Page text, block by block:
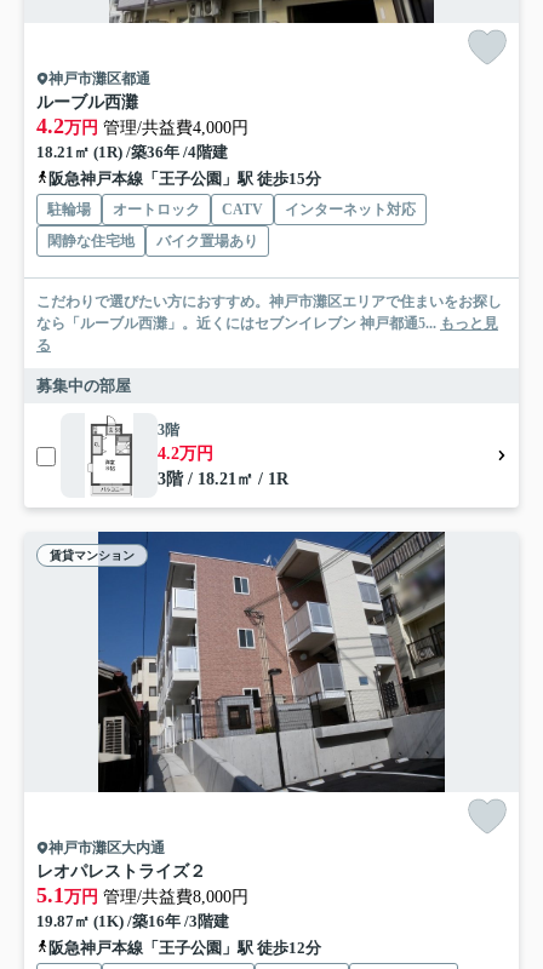
神戸市灘区都通
ルーブル西灘
4.2万円 管理/共益費4,000円
18.21㎡ (1R) /築36年 /4階建
阪急神戸本線「王子公園」駅 徒歩15分
駐輪場 オートロック CATV
インターネット対応
閑静な住宅地
バイク置場あり
こだわりで選びたい方におすすめ。神戸市灘区エリアで住まいをお探し
なら「ルーブル西灘」。近くにはセブンイレブン 神戸都通5... もっと見
る
募集中の部屋
3階
4.2万円
3階 / 18.21㎡ / 1R
賃貸マンション
神戸市灘区大内通
レオパレストライズ２
5.1万円 管理/共益費8,000円
19.87㎡ (1K) /築16年 /3階建
阪急神戸本線「王子公園」駅 徒歩12分